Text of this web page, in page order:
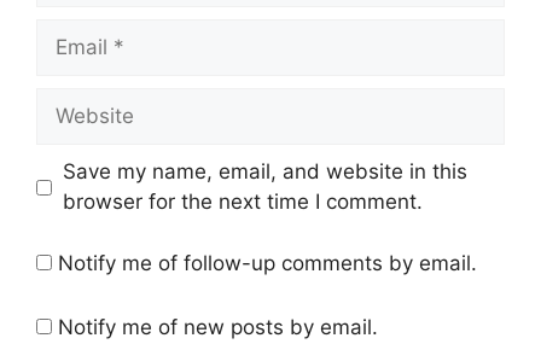
Email
Website
Save my name, email, and website in this
browser for the next time I comment.
Notify me of follow-up comments by email.
Notify me of new posts by email.